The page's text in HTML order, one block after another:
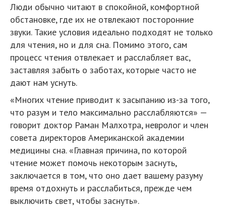
Люди обычно читают в спокойной, комфортной
обстановке, где их не отвлекают посторонние
звуки. Такие условия идеально подходят не только
для чтения, но и для сна. Помимо этого, сам
процесс чтения отвлекает и расслабляет вас,
заставляя забыть о заботах, которые часто не
дают нам уснуть.
«Многих чтение приводит к засыпанию из-за того,
что разум и тело максимально расслабляются» —
говорит доктор Раман Малхотра, невролог и член
совета директоров Американской академии
медицины сна. «Главная причина, по которой
чтение может помочь некоторым заснуть,
заключается в том, что оно дает вашему разуму
время отдохнуть и расслабиться, прежде чем
выключить свет, чтобы заснуть».